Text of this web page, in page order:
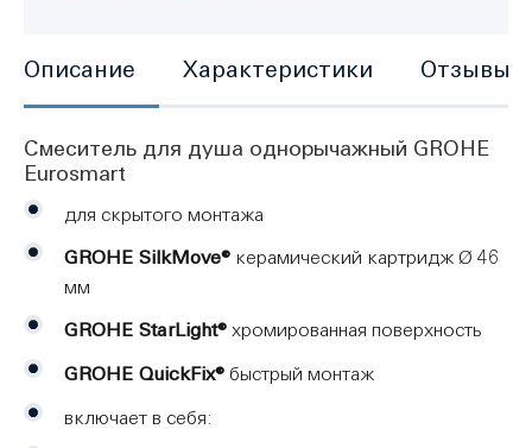
Описание
Смеситель для душа однорычажный GROHE
Eurosmart
для скрытого монтажа
GROHE SilkMove® керамический картридж Ø 46
мм
GROHE StarLight® хромированная поверхность
GROHE QuickFix® быстрый монтаж
включает в себя:
Характеристики Отзывы